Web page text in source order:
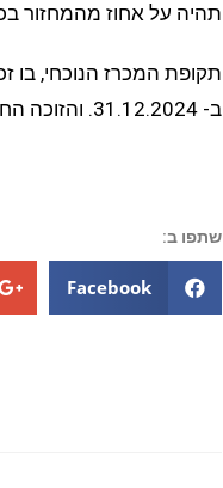
תהיה על אחוז מהמחזור
תקופת המכרז הנוכחי, בו
ב- 31.12.2024. והזוכה החדש במכרז יחל לפעול מיד ב – 1.1.2025.
שתפו ב:
Facebook